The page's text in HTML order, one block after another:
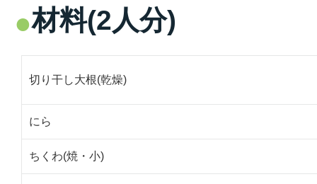
材料(2人分)
切り干し大根(乾燥)
にら
ちくわ(焼・小)